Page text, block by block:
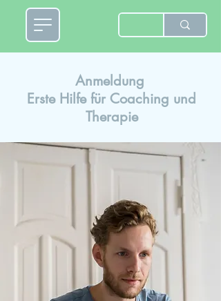
Anmeldung
Erste Hilfe für Coaching und
Therapie